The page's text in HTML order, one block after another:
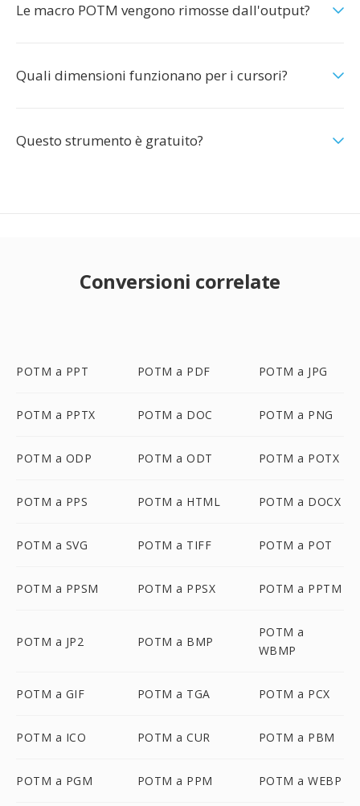
Le macro POTM vengono rimosse dall'output?
Quali dimensioni funzionano per i cursori?
Questo strumento è gratuito?
Conversioni correlate
POTM a PPT POTM a PDF POTM a JPG
POTM a PPTX POTM a DOC POTM a PNG
POTM a ODP POTM a ODT POTM a POTX
POTM a PPS POTM a HTML POTM a DOCX
POTM a SVG POTM a TIFF POTM a POT
POTM a PPSM POTM a PPSX POTM a PPTM
POTM a JP2 POTM a BMP
POTM a
WBMP
POTM a GIF POTM a TGA POTM a PCX
POTM a ICO POTM a CUR POTM a PBM
POTM a PGM POTM a PPM POTM a WEBP